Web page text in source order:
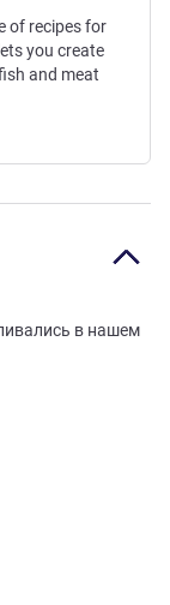
of recipes for
you create
and meat
в нашем